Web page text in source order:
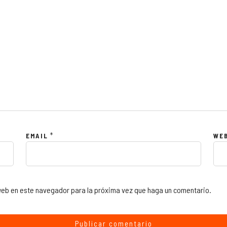
EMAIL *
en este navegador para la próxima vez que haga un comentario.
SUSCRÍBETE
privacidad
servicio
Bogotá - Colombia